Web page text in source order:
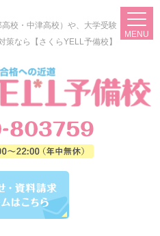
校・中津高校）や、大学受験
策なら【さくらYELL予備校】
MENU